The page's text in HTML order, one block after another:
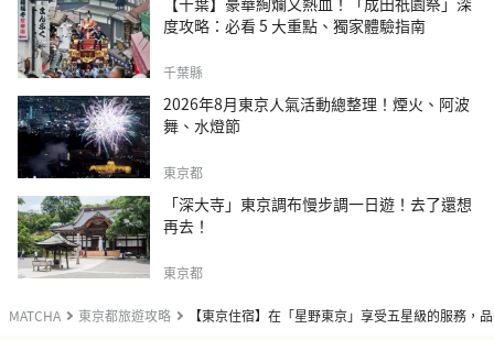
MATCHA 東京都旅遊攻略 【東京住宿】在「星野東京」享受五星級的服務，
度攻略：必看 5 大重點、獨家體驗指南
千葉縣
2026年8月東京人氣活動總整理！煙火、阿波
舞、水燈節
東京都
「深大寺」東京調布慢步調一日遊！去了還想
再去！
東京都